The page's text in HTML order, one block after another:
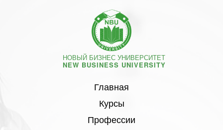
НОВЫЙ БИЗНЕС УНИВЕРСИТЕТ
NEW BUSINESS UNIVERSITY
Главная
Курсы
Профессии